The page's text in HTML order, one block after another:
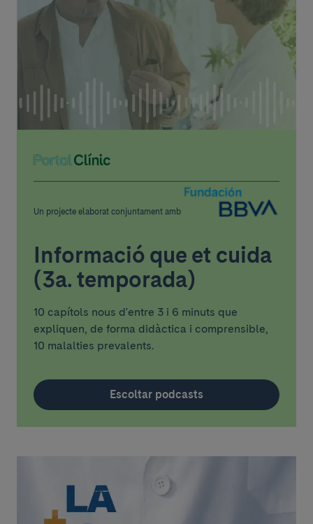
Un projecte elaborat conjuntament amb
Informació que et cuida
(3a. temporada)
10 capítols nous d'entre 3 i 6 minuts que
expliquen, de forma didàctica i comprensible,
10 malalties prevalents.
Escoltar podcasts